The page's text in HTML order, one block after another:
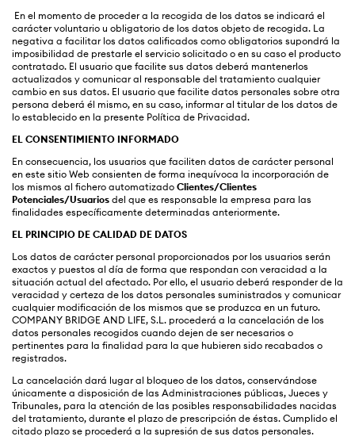
En el momento de proceder a la recogida de los datos se indicará el
carácter voluntario u obligatorio de los datos objeto de recogida. La
negativa a facilitar los datos calificados como obligatorios supondrá la
imposibilidad de prestarle el servicio solicitado o en su caso el producto
contratado. El usuario que facilite sus datos deberá mantenerlos
actualizados y comunicar al responsable del tratamiento cualquier
cambio en sus datos. El usuario que facilite datos personales sobre otra
persona deberá él mismo, en su caso, informar al titular de los datos de
lo establecido en la presente Política de Privacidad.
EL CONSENTIMIENTO INFORMADO
En consecuencia, los usuarios que faciliten datos de carácter personal
en este sitio Web consienten de forma inequívoca la incorporación de
los mismos al fichero automatizado Clientes/Clientes
Potenciales/Usuarios del que es responsable la empresa para las
finalidades específicamente determinadas anteriormente.
EL PRINCIPIO DE CALIDAD DE DATOS
Los datos de carácter personal proporcionados por los usuarios serán
exactos y puestos al día de forma que respondan con veracidad a la
situación actual del afectado. Por ello, el usuario deberá responder de la
veracidad y certeza de los datos personales suministrados y comunicar
cualquier modificación de los mismos que se produzca en un futuro.
COMPANY BRIDGE AND LIFE, S.L. procederá a la cancelación de los
datos personales recogidos cuando dejen de ser necesarios o
pertinentes para la finalidad para la que hubieren sido recabados o
registrados.
La cancelación dará lugar al bloqueo de los datos, conservándose
únicamente a disposición de las Administraciones públicas, Jueces y
Tribunales, para la atención de las posibles responsabilidades nacidas
del tratamiento, durante el plazo de prescripción de éstas. Cumplido el
citado plazo se procederá a la supresión de sus datos personales.